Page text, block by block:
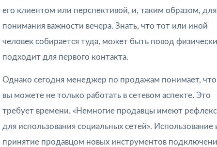
его клиентом или перспективой, и, таким образом, для
понимания важности вечера. Знать, что тот или иной
человек собирается туда, может быть повод физически
подходит для первого контакта.
Однако сегодня менеджер по продажам понимает, что
вы можете не только работать в сетевом аспекте. Это
требует времени. «Немногие продавцы имеют рефлекс
для использования социальных сетей». Использование
принятие продавцом новых инструментов